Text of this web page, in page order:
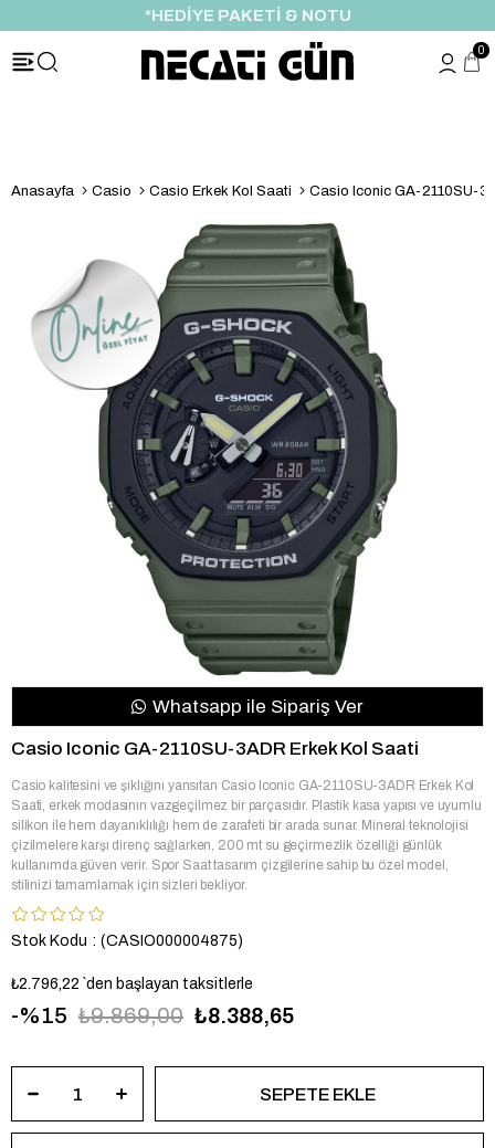
*HEDİYE PAKETİ & NOTU
0
Anasayfa Casio Casio Erkek Kol Saati Casio Iconic GA-2110SU-
Whatsapp ile Sipariş Ver
Casio Iconic GA-2110SU-3ADR Erkek Kol Saati
Casio kalitesini ve şıklığını yansıtan Casio Iconic GA-2110SU-3ADR Erkek Kol
Saati, erkek modasının vazgeçilmez bir parçasıdır. Plastik kasa yapısı ve uyumlu
silikon ile hem dayanıklılığı hem de zarafeti bir arada sunar. Mineral teknolojisi
çizilmelere karşı direnç sağlarken, 200 mt su geçirmezlik özelliği günlük
kullanımda güven verir. Spor Saat tasarım çizgilerine sahip bu özel model,
stilinizi tamamlamak için sizleri bekliyor.
Stok Kodu (CASIO000004875)
₺2.796,22 `den başlayan taksitlerle
15 ₺9.869,00 ₺8.388,65